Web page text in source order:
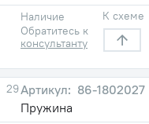
Наличие
Обратитесь к
консультанту
К схеме
29
86-1802027
Пружина